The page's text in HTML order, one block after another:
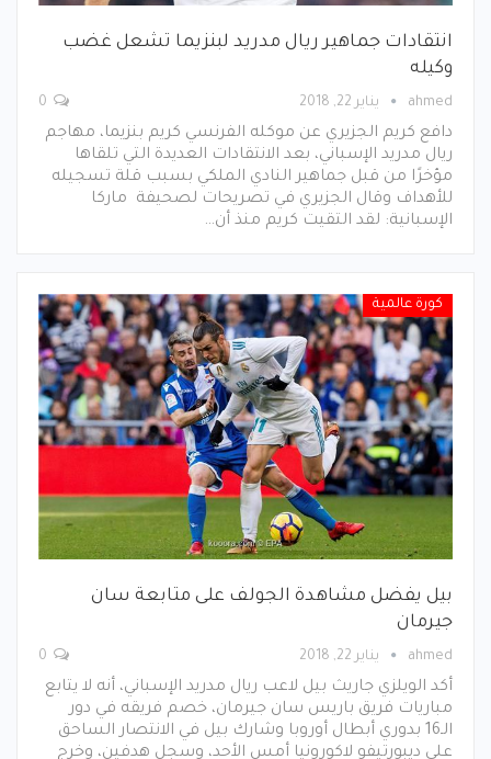
انتقادات جماهير ريال مدريد لبنزيما تشعل غضب
وكيله
ahmed يناير 22, 2018
دافع كريم الجزيري عن موكله الفرنسي كريم بنزيما، مهاجم
ريال مدريد الإسباني، بعد الانتقادات العديدة التي تلقاها
مؤخرًا من قبل جماهير النادي الملكي بسبب قلة تسجيله
للأهداف وقال الجزيري في تصريحات لصحيفة ماركا
الإسبانية: لقد التقيت كريم منذ أن…
كورة عالمية
بيل يفضل مشاهدة الجولف على متابعة سان
جيرمان
ahmed يناير 22, 2018
أكد الويلزي جاريث بيل لاعب ريال مدريد الإسباني، أنه لا يتابع
مباريات فريق باريس سان جيرمان، خصم فريقه في دور
الـ16 بدوري أبطال أوروبا وشارك بيل في الانتصار الساحق
على ديبورتيفو لاكورونيا أمس الأحد، وسجل هدفين، وخرج